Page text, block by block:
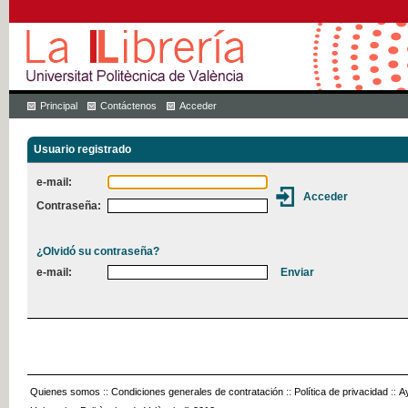
Principal Contáctenos Acceder
Usuario registrado
e-mail:
Contraseña:
¿Olvidó su contraseña?
e-mail:
Quienes somos :: Condiciones generales de contratación :: Política de privacidad ::